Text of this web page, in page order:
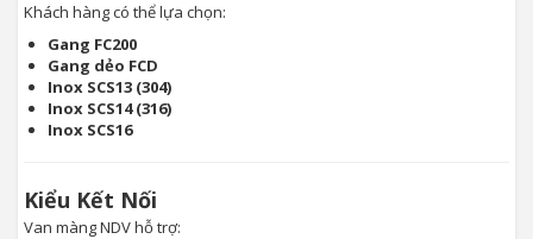
Khách hàng có thể lựa chọn:
Gang FC200
Gang dẻo FCD
Inox SCS13 (304)
Inox SCS14 (316)
Inox SCS16
Kiểu Kết Nối
Van màng NDV hỗ trợ: